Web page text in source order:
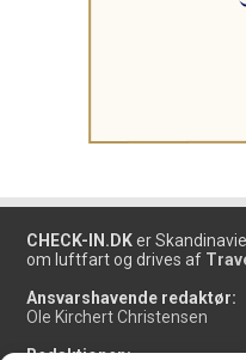
CHECK-IN.DK er
om luftfart og drives af
Ansvarshavende redaktør:
Ole Kirchert Christensen
Redaktionen: